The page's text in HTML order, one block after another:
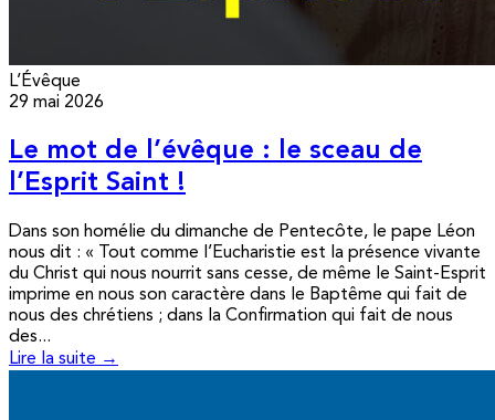
L’Évêque
29 mai 2026
Le mot de l’évêque : le sceau de
l’Esprit Saint !
Dans son homélie du dimanche de Pentecôte, le pape Léon
nous dit : « Tout comme l’Eucharistie est la présence vivante
du Christ qui nous nourrit sans cesse, de même le Saint-Esprit
imprime en nous son caractère dans le Baptême qui fait de
nous des chrétiens ; dans la Confirmation qui fait de nous
des...
Lire la suite →